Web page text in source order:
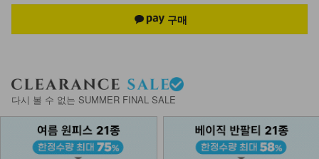
다시 볼 수 없는 SUMMER FINAL SALE